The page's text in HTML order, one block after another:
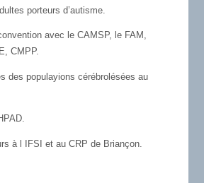
porteurs d’autisme.
avec le CAMSP, le FAM,
CMPP.
des populayions cérébrolésées au
à l IFSI et au CRP de Briançon.